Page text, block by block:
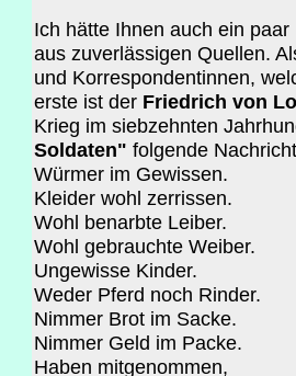
Ich hätte Ihnen auch ein
aus zuverlässigen Quellen.
und Korrespondentinnen,
erste ist der Friedrich von
Krieg im siebzehnten
Soldaten" folgende
Würmer im Gewissen.
Kleider wohl zerrissen.
Wohl benarbte Leiber.
Wohl gebrauchte Weiber.
Ungewisse Kinder.
Weder Pferd noch Rinder.
Nimmer Brot im Sacke.
Nimmer Geld im Packe.
Haben mitgenommen,